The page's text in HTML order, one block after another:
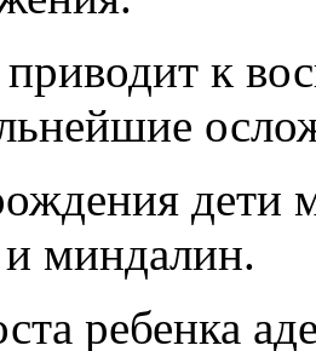
к
дети
миндалин.
ребенка